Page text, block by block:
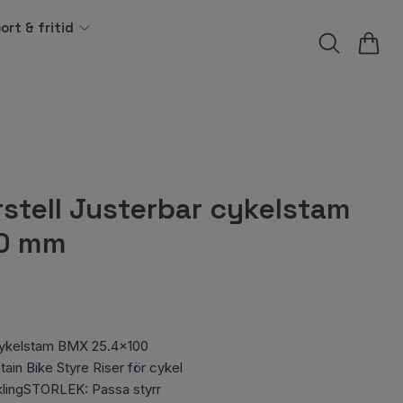
& fritid
Justerbar cykelstam
mm
BMX 25.4x100
Bike Styre Riser för cykel
Passa styrr